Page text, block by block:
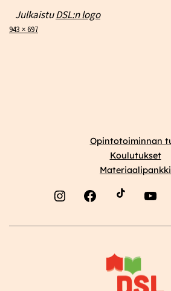
JulkaistuDSL:n logo
Täysikokoinen
943 × 697
Opintotoiminnan
Koulutukset
Materiaalipankki